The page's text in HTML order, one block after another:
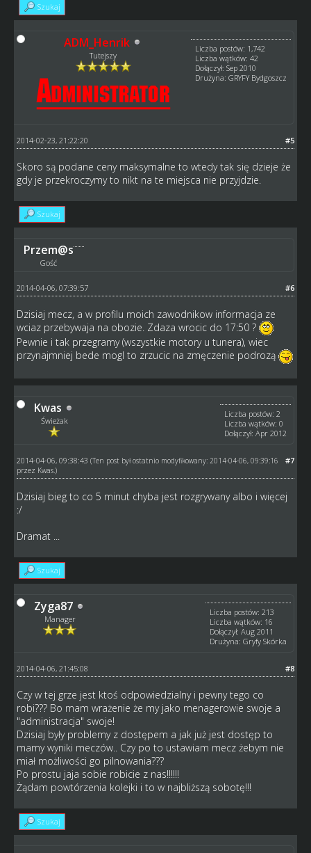
Szukaj
ADM_Henrik
Tutejszy
Liczba postów: 1,742
Liczba wątków: 42
Dołączył: Sep 2010
Drużyna: GRYFY Bydgoszcz
#5
2014-02-23, 21:22:20
Skoro są podane ceny maksymalne to wtedy tak się dzieje że
gdy je przekroczymy to nikt na te miejsca nie przyjdzie.
Szukaj
Przem@s
Gość
#6
2014-04-06, 07:39:57
Dzisiaj mecz, a w profilu moich zawodnikow informacja ze
wciaz przebywaja na obozie. Zdaza wrocic do 17:50 ?
Pewnie i tak przegramy (wszystkie motory u tunera), wiec
przynajmniej bede mogl to zrzucic na zmęczenie podrozą
Kwas
Świeżak
Liczba postów: 2
Liczba wątków: 0
Dołączył: Apr 2012
#7
2014-04-06, 09:38:43 (Ten post był ostatnio modyfikowany: 2014-04-06, 09:39:16
przez Kwas.)
Dzisiaj bieg to co 5 minut chyba jest rozgrywany albo i więcej
:/
Dramat ...
Szukaj
Zyga87
Manager
Liczba postów: 213
Liczba wątków: 16
Dołączył: Aug 2011
Drużyna: Gryfy Skórka
#8
2014-04-06, 21:45:08
Czy w tej grze jest ktoś odpowiedzialny i pewny tego co
robi??? Bo mam wrażenie że my jako menagerowie swoje a
"administracja" swoje!
Dzisiaj były problemy z dostępem a jak już jest dostęp to
mamy wyniki meczów.. Czy po to ustawiam mecz żebym nie
miał możliwości go pilnowania???
Po prostu jaja sobie robicie z nas!!!!!!
Żądam powtórzenia kolejki i to w najbliższą sobotę!!!
Szukaj